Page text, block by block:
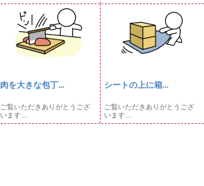
肉を大きな包丁...
ご覧いただきありがとうござ
います...
シートの上に箱...
ご覧いただきありがとうござ
います...